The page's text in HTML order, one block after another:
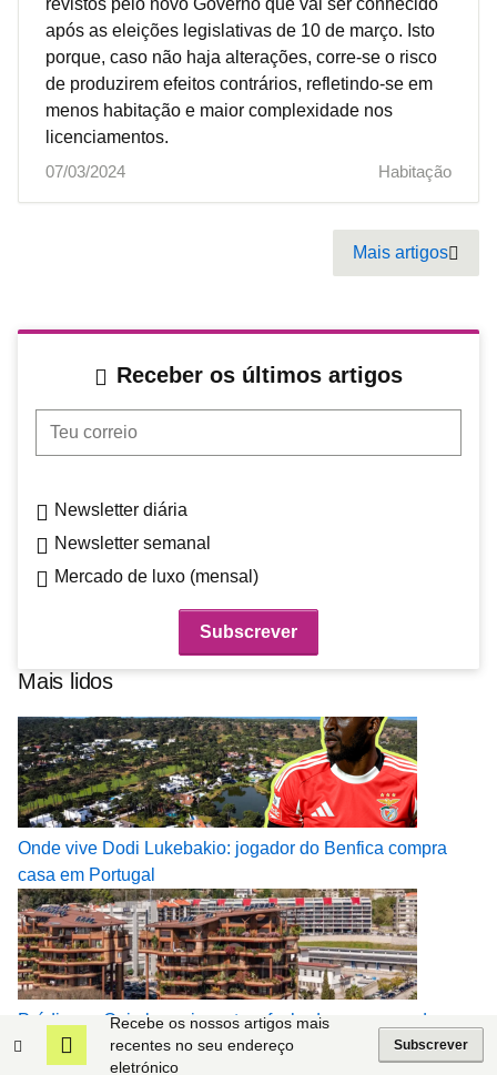
revistos pelo novo Governo que vai ser conhecido
após as eleições legislativas de 10 de março. Isto
porque, caso não haja alterações, corre-se o risco
de produzirem efeitos contrários, refletindo-se em
menos habitação e maior complexidade nos
licenciamentos.
07/03/2024
Habitação
Mais artigos
Recebe os nossos artigos mais
recentes no seu endereço
eletrónico
Subscrever
Receber os últimos artigos
Teu correio
Newsletter diária
Newsletter semanal
Mercado de luxo (mensal)
Mais lidos
Onde vive Dodi Lukebakio: jogador do Benfica compra
casa em Portugal
Prédio em Coimbra reinventa a fachada com varandas e
jardins suspensos